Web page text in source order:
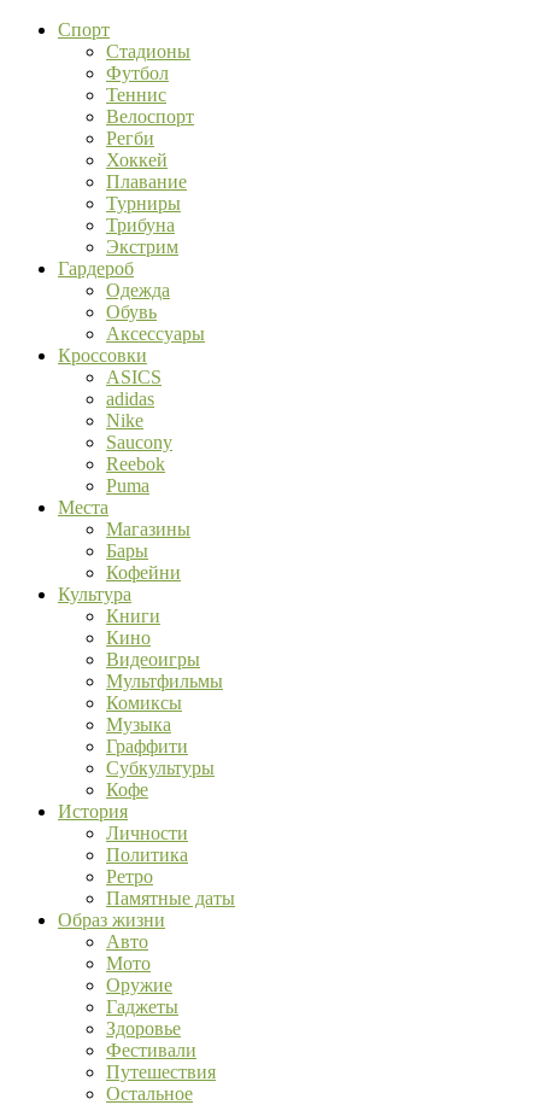
Спорт
Стадионы
Футбол
Теннис
Велоспорт
Регби
Хоккей
Плавание
Турниры
Трибуна
Экстрим
Гардероб
Одежда
Обувь
Аксессуары
Кроссовки
ASICS
adidas
Nike
Saucony
Reebok
Puma
Места
Магазины
Бары
Кофейни
Культура
Книги
Кино
Видеоигры
Мультфильмы
Комиксы
Музыка
Граффити
Субкультуры
Кофе
История
Личности
Политика
Ретро
Памятные даты
Образ жизни
Авто
Мото
Оружие
Гаджеты
Здоровье
Фестивали
Путешествия
Остальное